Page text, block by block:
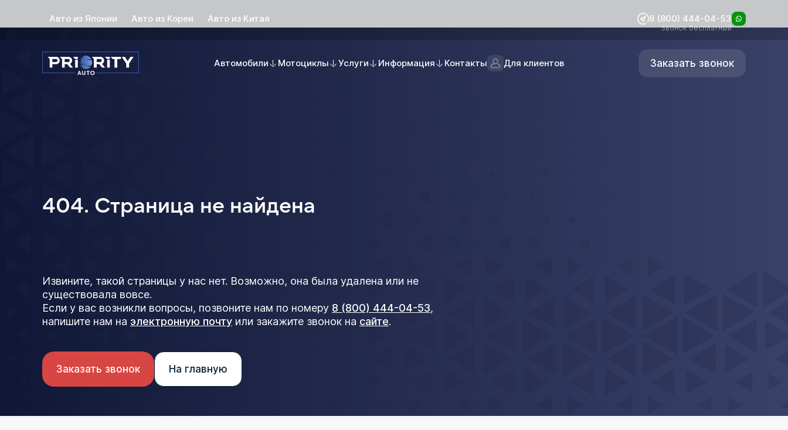
Авто из Японии Авто из Кореи Авто из Китая 8 (800) 444-04-53
Звонок бесплатный
Автомобили Мотоциклы Услуги Информация Контакты Для клиентов Заказать звонок
404. Страница не найдена
Извините, такой страницы у нас нет. Возможно, она была удалена или не
существовала вовсе.
Если у вас возникли вопросы, позвоните нам по номеру 8 (800) 444-04-53,
напишите нам на электронную почту или закажите звонок на сайте.
Заказать звонок На главную